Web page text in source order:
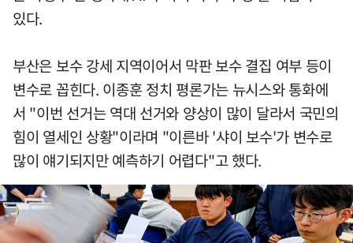
있다.
부산은 보수 강세 지역이어서 막판 보수 결집 여부 등이
변수로 꼽힌다. 이종훈 정치 평론가는 뉴시스와 통화에
서 "이번 선거는 역대 선거와 양상이 많이 달라서 국민의
힘이 열세인 상황"이라며 "이른바 '샤이 보수'가 변수로
많이 얘기되지만 예측하기 어렵다"고 했다.